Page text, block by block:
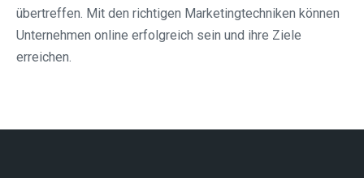
übertreffen. Mit den richtigen Marketingtechniken können
Unternehmen online erfolgreich sein und ihre Ziele
erreichen.